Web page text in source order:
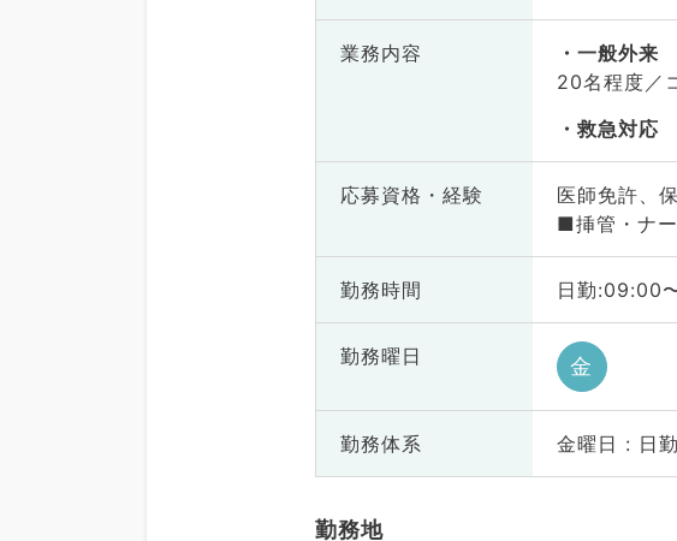
業務内容
一般外来
20名程度／
救急対応
応募資格・ 経験
医師免許、
■挿管・ナ
勤務時間 日勤:09:00
勤務曜日 金
勤務体系 金曜日 : 日勤
勤務地